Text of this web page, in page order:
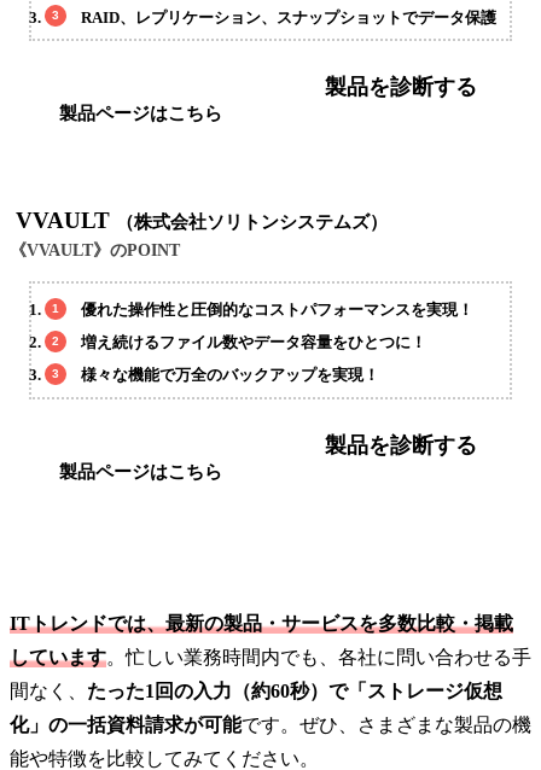
RAID、レプリケーション、スナップショットでデータ保護
製品ページはこちら
製品を診断する
VVAULT （株式会社ソリトンシステムズ）
《VVAULT》のPOINT
優れた操作性と圧倒的なコストパフォーマンスを実現！
増え続けるファイル数やデータ容量をひとつに！
様々な機能で万全のバックアップを実現！
製品ページはこちら
製品を診断する
ITトレンドでは、最新の製品・サービスを多数比較・掲載
しています。忙しい業務時間内でも、各社に問い合わせる手
間なく、 たった1回の入力（約60秒）で「ストレージ仮想
化」の一括資料請求が可能です。ぜひ、さまざまな製品の機
能や特徴を比較してみてください。